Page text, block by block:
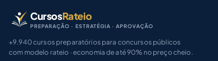
CursosRateio
PREPARAÇÃO · ESTRATÉGIA · APROVAÇÃO
+9.940 cursos preparatórios para concursos públicos
com modelo rateio · economia de até 90% no preço cheio.